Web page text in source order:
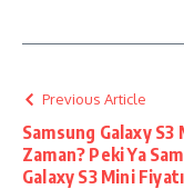
Previous Article
Samsung Galaxy S3
Zaman? Peki Ya
Galaxy S3 Mini